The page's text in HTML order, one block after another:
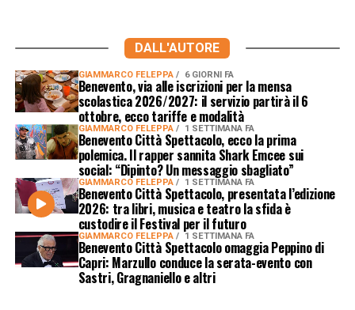
DALL'AUTORE
GIAMMARCO FELEPPA 6 GIORNI FA
Benevento, via alle iscrizioni per la mensa
scolastica 2026/2027: il servizio partirà il 6
ottobre, ecco tariffe e modalità
GIAMMARCO FELEPPA 1 SETTIMANA FA
Benevento Città Spettacolo, ecco la prima
polemica. Il rapper sannita Shark Emcee sui
social: “Dipinto? Un messaggio sbagliato”
GIAMMARCO FELEPPA 1 SETTIMANA FA
Benevento Città Spettacolo, presentata l’edizione
2026: tra libri, musica e teatro la sfida è
custodire il Festival per il futuro
GIAMMARCO FELEPPA 1 SETTIMANA FA
Benevento Città Spettacolo omaggia Peppino di
Capri: Marzullo conduce la serata-evento con
Sastri, Gragnaniello e altri